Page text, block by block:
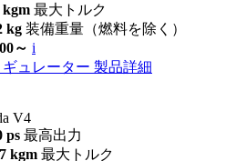
kgm 最大トルク
kg 装備重量（燃料を除く）
～ i
ュレーター 製品詳細
V4
ps 最高出力
kgm 最大トルク